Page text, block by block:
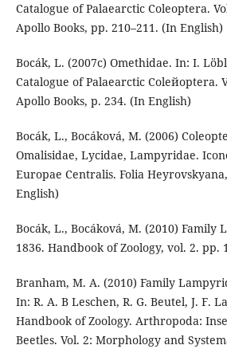
Catalogue of Palaearctic Coleoptera.
Apollo Books, pр. 210–211. (In English)
Bocák, L. (2007c) Omethidae. In: I.
Catalogue of Palaearctic Coleйoptera.
Apollo Books, p. 234. (In English)
Bocák, L., Bocáková, M. (2006)
Omalisidae, Lycidae, Lampyridae.
Europae Centralis. Folia
English)
Bocák, L., Bocáková, M. (2010) Family
1836. Handbook of Zoology, vol. 2. pp.
Branham, M. A. (2010) Family
In: R. A. B Leschen, R. G. Beutel, J. F.
Handbook of Zoology. Arthropoda:
Beetles. Vol. 2: Morphology and